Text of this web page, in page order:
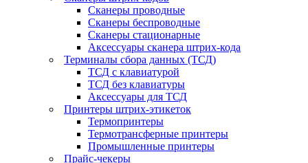
Сканеры проводные
Сканеры беспроводные
Сканеры стационарные
Аксессуары сканера штрих-кода
Терминалы сбора данных (ТСД)
ТСД с клавиатурой
ТСД без клавиатуры
Аксессуары для ТСД
Принтеры штрих-этикеток
Термопринтеры
Термотрансферные принтеры
Промышленные принтеры
Прайс-чекеры